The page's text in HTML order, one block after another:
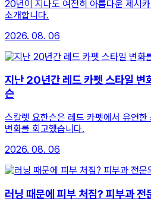
20년이 지나도 여전히 아름다운 제시
소개합니다.
2026. 08. 06
지난 20년간 레드 카펫 스타일 변
슨
스칼렛 요한슨은 레드 카펫에서 유연
변화를 회고했습니다.
2026. 08. 06
러닝 때문에 피부 처짐? 피부과